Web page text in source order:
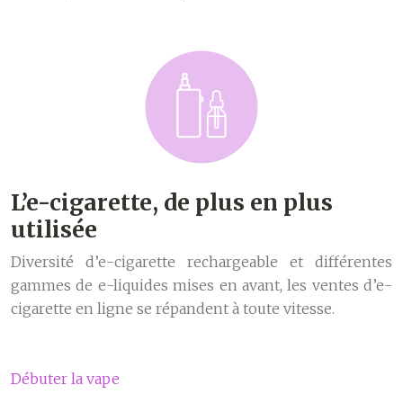
L’e-cigarette, de plus en plus
utilisée
Diversité d’e-cigarette rechargeable et différentes
gammes de e-liquides mises en avant, les ventes d’e-
cigarette en ligne se répandent à toute vitesse.
Débuter la vape